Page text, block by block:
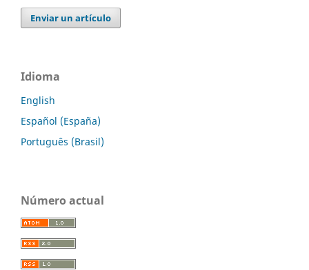
Enviar un artículo
Idioma
English
Español (España)
Português (Brasil)
Número actual